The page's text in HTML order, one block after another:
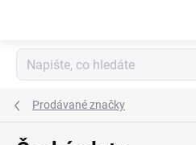
Prodávané značky